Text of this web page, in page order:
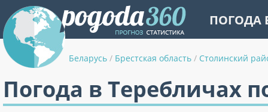
ПОГОДА
Беларусь / Брестская область / Столинский
Погода в Теребличах